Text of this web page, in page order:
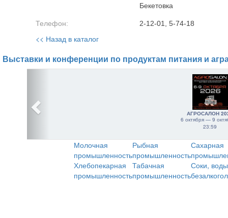
Бекетовка
Телефон: 2-12-01, 5-74-18
<< Назад в каталог
Выставки и конференции по продуктам питания и
АГРОСАЛОН
6 октября — 9
23:59
Молочная
промышленность
Рыбная
промышленность
Сахарная
Хлебопекарная
промышленность
Табачная
промышленность
Соки,